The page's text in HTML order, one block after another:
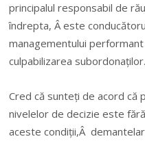
principalul responsabil de
îndrepta, Â este
managementului
culpabilizarea subordonaților.
Cred că sunteți de acord că
nivelelor de decizie este
aceste condiții,Â